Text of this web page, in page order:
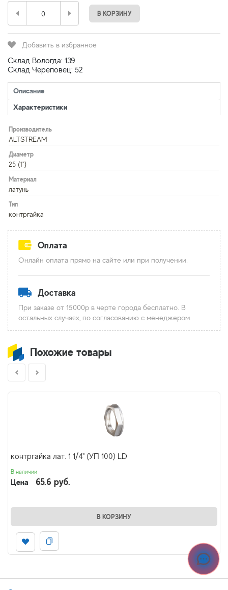
В КОРЗИНУ
Добавить в избранное
Склад Вологда: 139
Склад Череповец: 52
Описание
Характеристики
Производитель
ALTSTREAM
Диаметр
25 (1")
Материал
латунь
Тип
контргайка
Оплата
Онлайн оплата прямо на сайте или при получении.
Доставка
При заказе от 15000р в черте города бесплатно. В
остальных случаях, по согласованию с менеджером.
Похожие товары
контргайка лат. 1 1/4" (УП 100) LD
В наличии
Цена 65.6 руб.
В КОРЗИНУ